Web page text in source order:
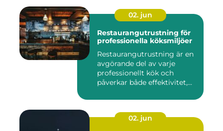
02. jun
Restaurangutrustning för
professionella köksmiljöer
Restaurangutrustning är en
avgörande del av varje
professionellt kök och
påverkar både effektivitet,...
02. jun